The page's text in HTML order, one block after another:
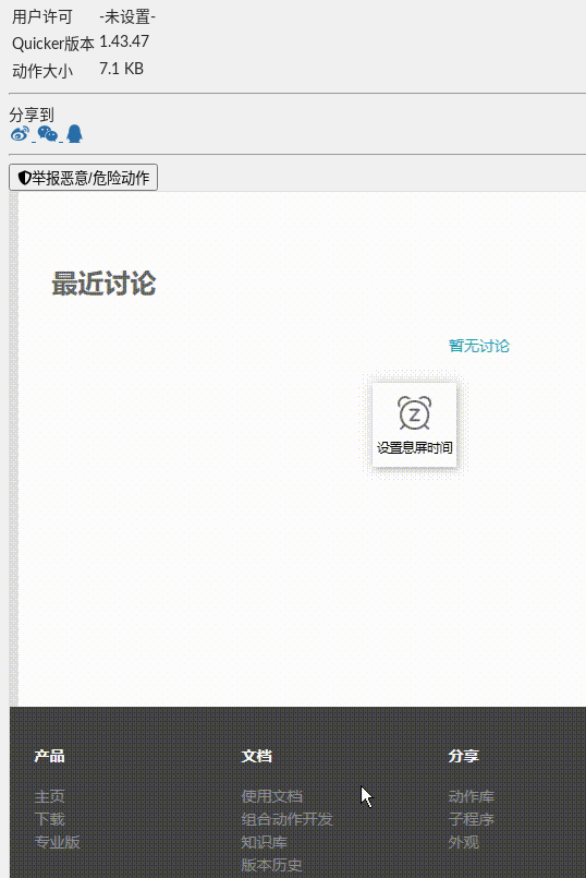
用户许可
-未设置-
Quicker版本 1.43.47
动作大小
7.1 KB
分享到
举报恶意/危险动作